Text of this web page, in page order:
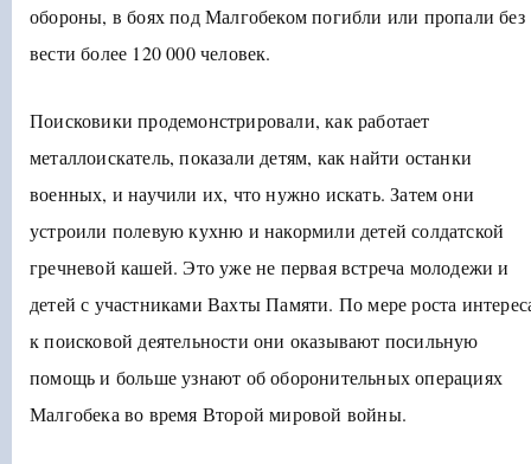
обороны, в боях под Малгобеком погибли или пропали без
вести более 120 000 человек.
Поисковики продемонстрировали, как работает
металлоискатель, показали детям, как найти останки
военных, и научили их, что нужно искать. Затем они
устроили полевую кухню и накормили детей солдатской
гречневой кашей. Это уже не первая встреча молодежи и
детей с участниками Вахты Памяти. По мере роста
к поисковой деятельности они оказывают посильную
помощь и больше узнают об оборонительных операциях
Малгобека во время Второй мировой войны.